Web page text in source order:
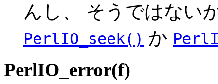
んし、 そうではない
PerlIO_seek() か
PerlIO_error(f)